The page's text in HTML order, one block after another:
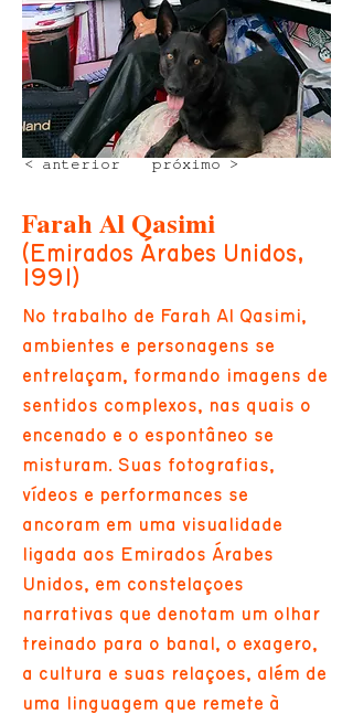
próximo >
< anterior
Farah Al Qasimi
(Emirados Árabes Unidos,
1991)
No trabalho de Farah Al Qasimi,
ambientes e personagens se
entrelaçam, formando imagens de
sentidos complexos, nas quais o
encenado e o espontâneo se
misturam. Suas fotografias,
vídeos e performances se
ancoram em uma visualidade
ligada aos Emirados Árabes
Unidos, em constelações
narrativas que denotam um olhar
treinado para o banal, o exagero,
a cultura e suas relações, além de
uma linguagem que remete à